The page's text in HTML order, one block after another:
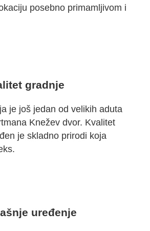
posebno primamljivom i
gradnje
je još jedan od velikih aduta
Knežev dvor. Kvalitet
je skladno prirodi koja
uređenje